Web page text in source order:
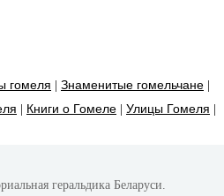
гомеля | Знаменитые гомельчане |
| Книги о Гомеле | Улицы Гомеля |
геральдика Беларуси.